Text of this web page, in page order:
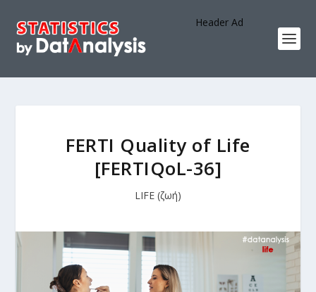
Header Ad
FERTI Quality of Life
[FERTIQoL-36]
LIFE (ζωή)